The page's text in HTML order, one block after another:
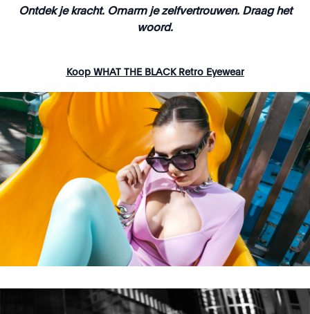
Ontdek je kracht. Omarm je zelfvertrouwen. Draag het
woord.
Koop WHAT THE BLACK Retro Eyewear